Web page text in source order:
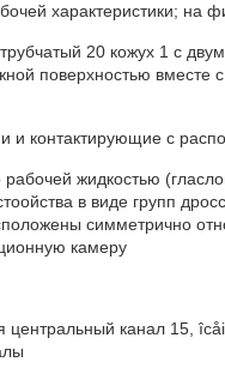
характеристики; на
20 кожух 1 с
поверхностью вместе
контактирующие с
жидкостью
в виде групп
симметрично
камеру
канал 15,